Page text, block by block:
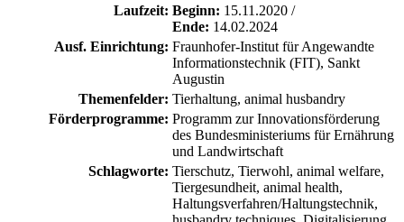
Laufzeit: Beginn: 15.11.2020 /
Ende: 14.02.2024
Ausf. Einrichtung: Fraunhofer-Institut für Angewandte
Informationstechnik (FIT), Sankt
Augustin
Themenfelder: Tierhaltung, animal husbandry
Förderprogramme: Programm zur Innovationsförderung
des Bundesministeriums für Ernährung
und Landwirtschaft
Schlagworte: Tierschutz, Tierwohl, animal welfare,
Tiergesundheit, animal health,
Haltungsverfahren/Haltungstechnik,